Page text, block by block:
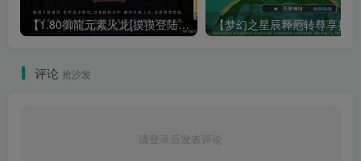
【1.80御龍元素火龙[摸摸登陆器]】战神引擎WIN服务端+GM工具+充值后台+双端+架设教程
评论 抢沙发
请登录后发表评论